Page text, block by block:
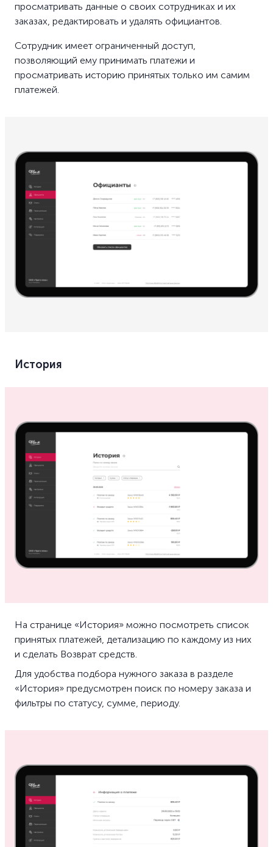
просматривать данные о своих сотрудниках и их
заказах, редактировать и удалять официантов.
Сотрудник имеет ограниченный доступ,
позволяющий ему принимать платежи и
просматривать историю принятых только им самим
платежей.
История
На странице «История» можно посмотреть список
принятых платежей, детализацию по каждому из них
и сделать Возврат средств.
Для удобства подбора нужного заказа в разделе
«История» предусмотрен поиск по номеру заказа и
фильтры по статусу, сумме, периоду.